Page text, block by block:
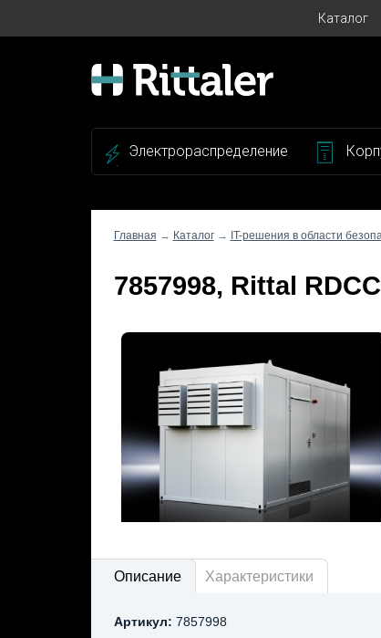
Каталог
Электрораспределение
Главная → Каталог→ IT-решения в области
7857998, Rittal
Описание Характеристики
Артикул: 7857998